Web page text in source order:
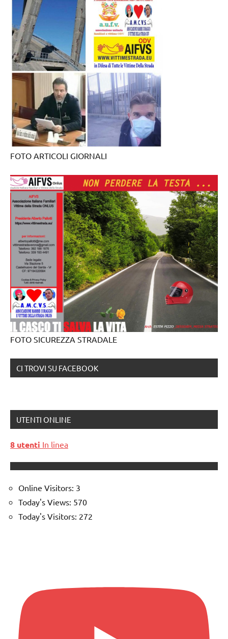
FOTO ARTICOLI GIORNALI
FOTO SICUREZZA STRADALE
CI TROVI SU FACEBOOK
UTENTI ONLINE
8 utenti In linea
Online Visitors: 3
Today's Views: 570
Today's Visitors: 272